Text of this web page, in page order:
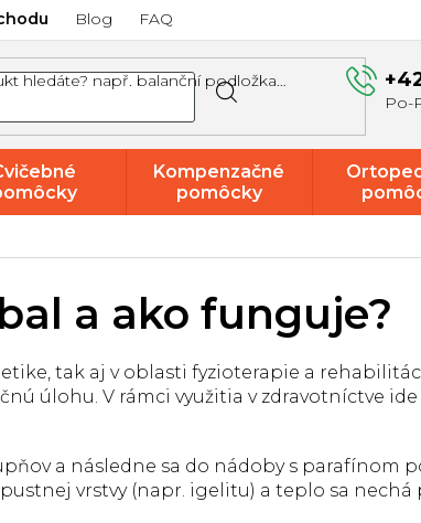
Blog FAQ
Kompenzačné
pomôcky
výpredaj
a ako funguje?
tak aj v oblasti fyzioterapie a
úlohu. V rámci využitia v zdravotníctve
a následne sa do nádoby s parafínom
vrstvy (napr. igelitu) a teplo sa nechá